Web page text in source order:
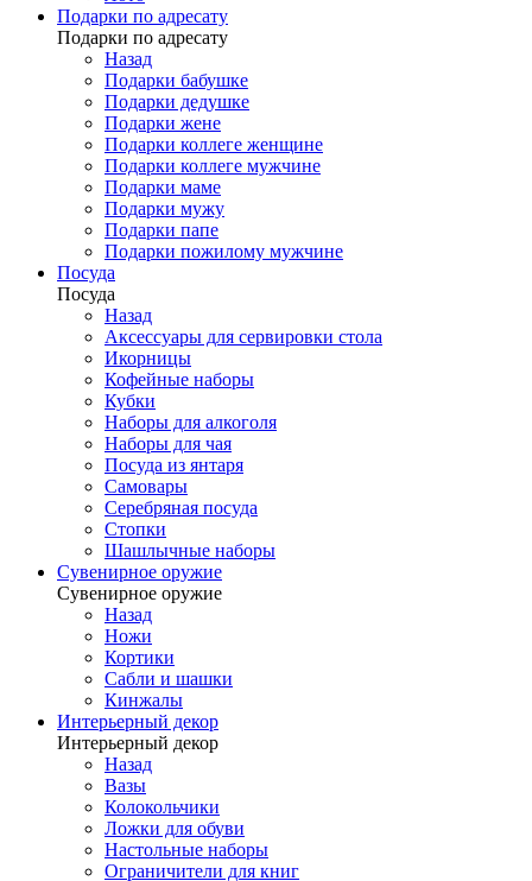
Подарки по адресату
Подарки по адресату
Назад
Подарки бабушке
Подарки дедушке
Подарки жене
Подарки коллеге женщине
Подарки коллеге мужчине
Подарки маме
Подарки мужу
Подарки папе
Подарки пожилому мужчине
Посуда
Посуда
Назад
Аксессуары для сервировки стола
Икорницы
Кофейные наборы
Кубки
Наборы для алкоголя
Наборы для чая
Посуда из янтаря
Самовары
Серебряная посуда
Стопки
Шашлычные наборы
Сувенирное оружие
Сувенирное оружие
Назад
Ножи
Кортики
Сабли и шашки
Кинжалы
Интерьерный декор
Интерьерный декор
Назад
Вазы
Колокольчики
Ложки для обуви
Настольные наборы
Ограничители для книг